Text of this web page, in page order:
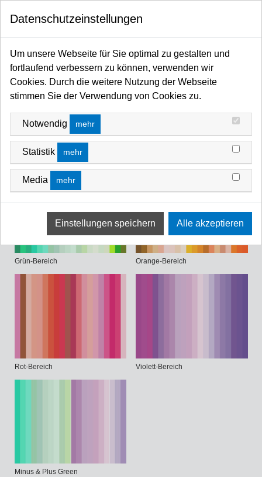
Startseite Filter / Farbfilter Farbfilter Rollen und Zuschnitte
FARBFILTER ROLLEN UND ZUSCHNITTE
Blau-Bereich
Grün-Bereich Orange-Bereich
Rot-Bereich Violett-Bereich
Minus & Plus Green
Datenschutzeinstellungen
Um unsere Webseite für Sie optimal zu gestalten und
fortlaufend verbessern zu können, verwenden wir
Cookies. Durch die weitere Nutzung der Webseite
stimmen Sie der Verwendung von Cookies zu.
Notwendig mehr
Statistik mehr
Media mehr